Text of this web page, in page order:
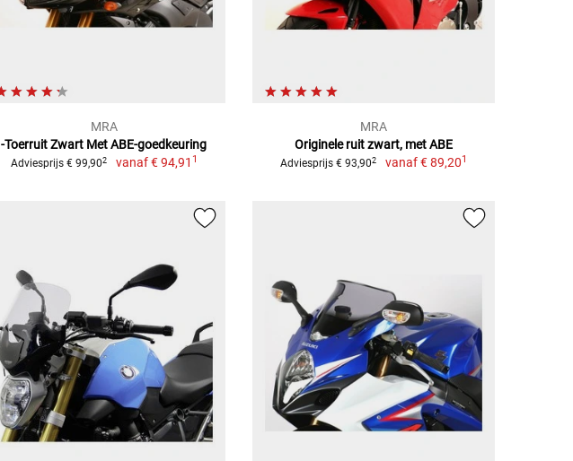
MRA
-Toerruit Zwart Met ABE-goedkeuring
Adviesprijs € 99,902 vanaf€ 94,91 1
MRA
Originele ruit zwart, met ABE
Adviesprijs € 93,902 vanaf€ 89,201